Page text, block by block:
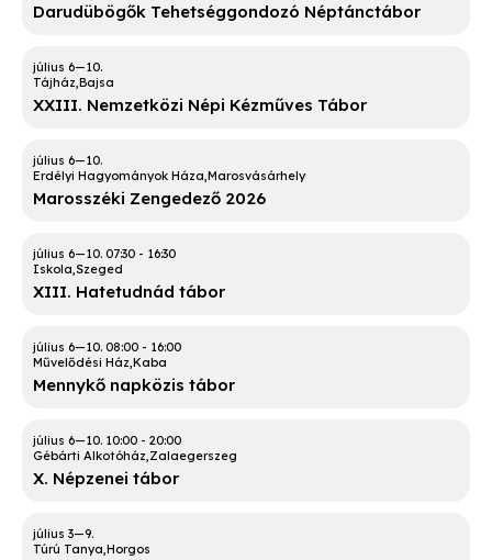
Darudübögők Tehetséggondozó Néptánctábor
Tájház Bajsa
XXIII. Nemzetközi Népi Kézműves Tábor
Erdélyi Hagyományok Háza Marosvásárhely
Marosszéki Zengedező 2026
07:30 - 16:30
Iskola Szeged
XIII. Hatetudnád tábor
08:00 - 16:00
Művelődési Ház Kaba
Mennykő napközis tábor
10:00 - 20:00
Gébárti Alkotóház Zalaegerszeg
X. Népzenei tábor
Túrú Tanya Horgos